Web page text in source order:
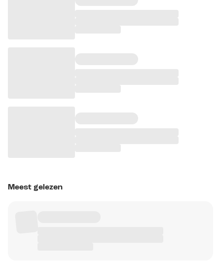
Meest gelezen